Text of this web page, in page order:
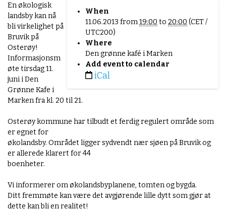
h
t
t
p
:
/
/
w
w
w
b
e
r
g
e
o
k
o
When
11.06.2013 from19:00 to 20:00 (CET /
UTC200)
Where
Den grønne kafé i Marken
Add event to calendar
iCal
En økologisk
landsby kan nå
bli virkelighet på
Bruvik på
Osterøy!
Informasjonsm
øte tirsdag 11.
juni i Den
Grønne Kafe i
Marken fra kl. 20 til 21.
Osterøy kommune har tilbudt et ferdig regulert område som
er egnet for
økolandsby. Området ligger sydvendt nær sjøen på Bruvik og
er allerede klarert for 44
boenheter.
Vi informerer om økolandsbyplanene, tomten og bygda.
Ditt fremmøte kan være det avgjørende lille dytt som gjør at
dette kan bli en realitet!